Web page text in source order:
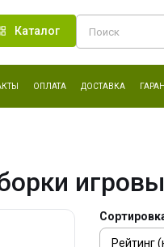
Каталог
ОПЛАТА ДОСТАВКА